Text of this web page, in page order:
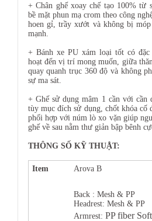
+ Chân ghế xoay chế tạo 100% từ
bề mặt phun mạ crom theo công
hoen gỉ, trầy xướt và không bị
mạnh.
+ Bánh xe PU xám loại tốt có
hoạt đến vị trí mong muốn, giữa
quay quanh trục 360 độ và không
sự ma sát.
+ Ghế sử dụng mâm 1 cần với cần
tùy mục đích sử dụng, chốt khóa cố
phối hợp với núm lò xo vặn giúp
ghế về sau nằm thư giản bập bênh
THÔNG SỐ KỸ THUẬT:
Item Arova B
Back : Mesh & PP
Headrest: Mesh & PP
Armrest: PP fiber